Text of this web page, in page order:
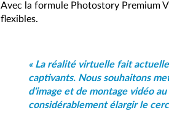
Avec la formule Photostory Premium
flexibles.
« La réalité virtuelle fait
captivants. Nous souhaitons
d'image et de montage vidéo
considérablement élargir le